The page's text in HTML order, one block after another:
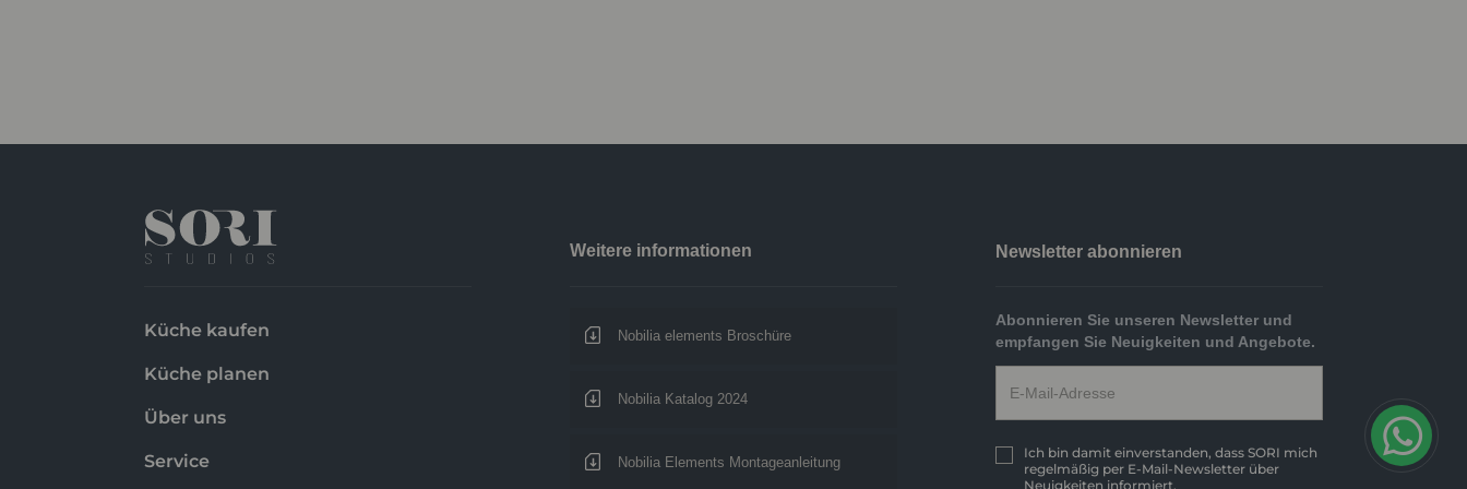
Küche kaufen
Küche planen
Über uns
Service
Weitere informationen
Nobilia elements Broschüre
Nobilia Katalog 2024
Nobilia Elements Montageanleitung
Newsletter abonnieren
Abonnieren Sie unseren Newsletter und
empfangen Sie Neuigkeiten und Angebote.
Ich bin damit einverstanden, dass SORI mich
regelmäßig per E-Mail-Newsletter über
Neuigkeiten informiert.